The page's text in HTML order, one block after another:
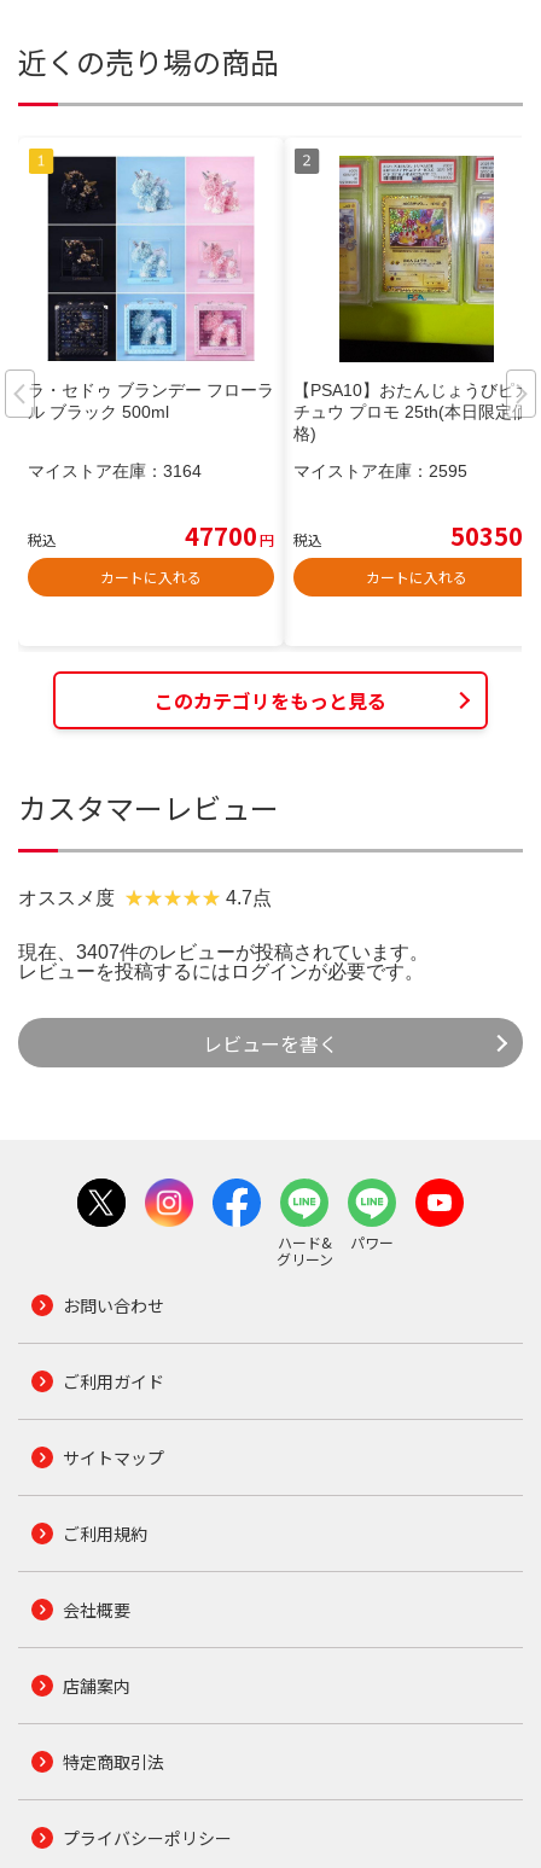
近くの売り場の商品
ラ・セドゥ ブランデー フローラ
ル ブラック 500ml
マイストア在庫： 3164
税込 47700円
カートに入れる
【PSA10】おたんじょうびピカ
チュウ プロモ 25th(本日限定価
格)
マイストア在庫： 2595
税込 50350
カートに入れる
このカテゴリをもっと見る
カスタマーレビュー
オススメ度 4.7点
現在、3407件のレビューが投稿されています。
レビューを投稿するには ログインが必要です。
レビューを書く
ハード&
グリーン
パワー
お問い合わせ
ご利用ガイド
サイトマップ
ご利用規約
会社概要
店舗案内
特定商取引法
プライバシーポリシー